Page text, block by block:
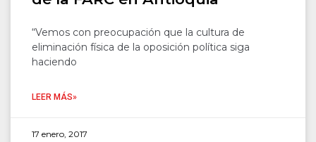
“Vemos con preocupación que la cultura de
eliminación física de la oposición política siga
haciendo
LEER MÁS»
17 enero, 2017